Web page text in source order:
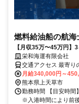
燃料給油船の航海
【月収35万〜45万円】
分らしく働く。
栄和海運有限会社
交通アクセス 最寄りのバス停
離：約600m）
月給340,000円～
熊本県上天草市
勤務時間 【目安時
※入港時間により前